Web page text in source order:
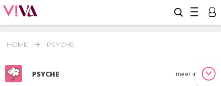
HOME PSYCHE
PSYCHE meer info